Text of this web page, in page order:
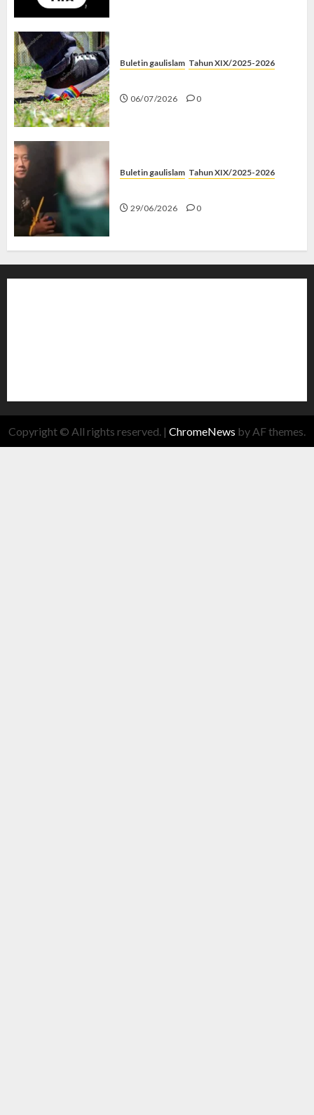
Buletin gaulislam Tahun XIX/2025-2026
06/07/2026 0
Buletin gaulislam Tahun XIX/2025-2026
29/06/2026 0
Copyright © All rights reserved. | ChromeNews by AF themes.